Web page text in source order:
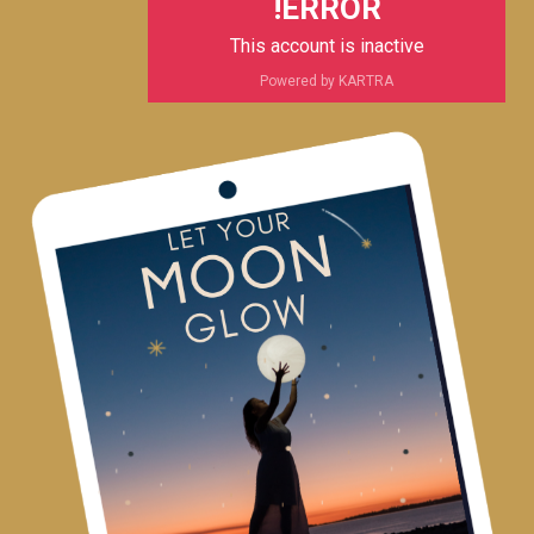
ERROR!
This account is inactive
Powered by KARTRA